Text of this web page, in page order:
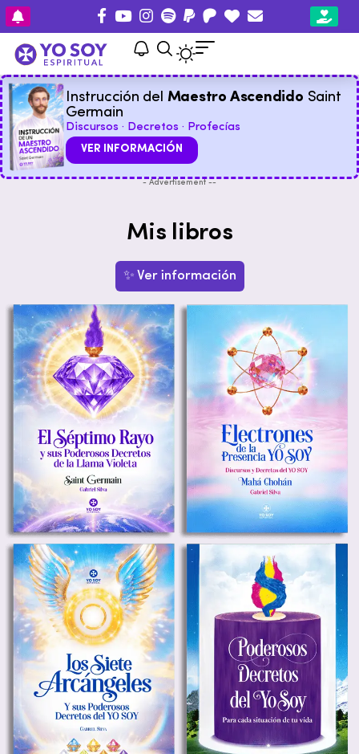
Instrucción del Maestro Ascendido Saint
Germain
Discursos · Decretos · Profecías
VER INFORMACIÓN
- Advertisement --
Mis libros
✨ Ver información